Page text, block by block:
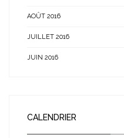
AOÛT 2016
JUILLET 2016
JUIN 2016
CALENDRIER